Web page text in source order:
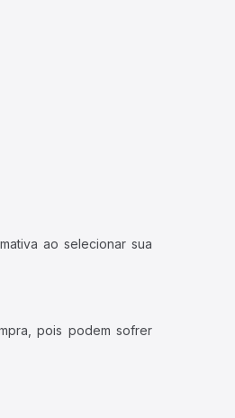
ao selecionar sua
pois podem sofrer